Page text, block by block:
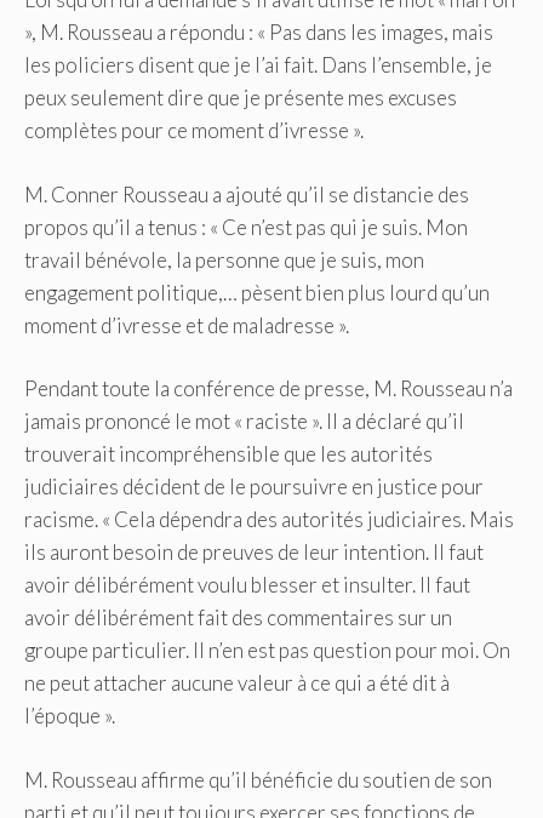
», M. Rousseau a répondu : « Pas dans les images, mais
les policiers disent que je l’ai fait. Dans l’ensemble, je
peux seulement dire que je présente mes excuses
complètes pour ce moment d’ivresse ».
M. Conner Rousseau a ajouté qu’il se distancie des
propos qu’il a tenus : « Ce n’est pas qui je suis. Mon
travail bénévole, la personne que je suis, mon
engagement politique,… pèsent bien plus lourd qu’un
moment d’ivresse et de maladresse ».
Pendant toute la conférence de presse, M. Rousseau n’a
jamais prononcé le mot « raciste ». Il a déclaré qu’il
trouverait incompréhensible que les autorités
judiciaires décident de le poursuivre en justice pour
racisme. « Cela dépendra des autorités judiciaires. Mais
ils auront besoin de preuves de leur intention. Il faut
avoir délibérément voulu blesser et insulter. Il faut
avoir délibérément fait des commentaires sur un
groupe particulier. Il n’en est pas question pour moi. On
ne peut attacher aucune valeur à ce qui a été dit à
l’époque ».
M. Rousseau affirme qu’il bénéficie du soutien de son
parti et qu’il peut toujours exercer ses fonctions de